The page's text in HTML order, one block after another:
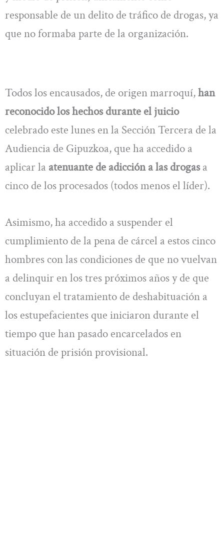
responsable de un delito de tráfico de drogas, ya
que no formaba parte de la organización.
Todos los encausados, de origen marroquí,han
reconocido los hechos durante el juicio
celebrado este lunes en la Sección Tercera de la
Audiencia de Gipuzkoa, que ha accedido a
aplicar la atenuante de adicción a las drogasa
cinco de los procesados (todos menos el líder).
Asimismo, ha accedido a suspender el
cumplimiento de la pena de cárcel a estos cinco
hombres con las condiciones de que no vuelvan
a delinquir en los tres próximos años y de que
concluyan el tratamiento de deshabituación a
los estupefacientes que iniciaron durante el
tiempo que han pasado encarcelados en
situación de prisión provisional.